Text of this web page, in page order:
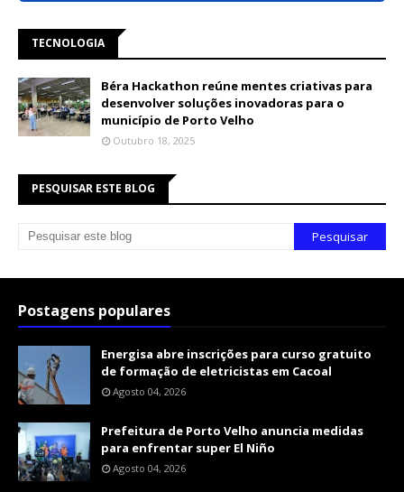
TECNOLOGIA
Béra Hackathon reúne mentes criativas para
desenvolver soluções inovadoras para o
município de Porto Velho
Outubro 18, 2025
PESQUISAR ESTE BLOG
Postagens populares
Energisa abre inscrições para curso gratuito
de formação de eletricistas em Cacoal
Agosto 04, 2026
Prefeitura de Porto Velho anuncia medidas
para enfrentar super El Niño
Agosto 04, 2026